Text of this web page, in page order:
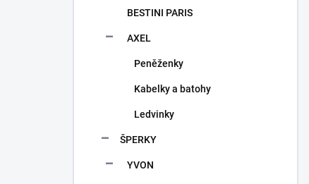
BESTINI PARIS
AXEL
Peněženky
Kabelky a batohy
Ledvinky
ŠPERKY
YVON